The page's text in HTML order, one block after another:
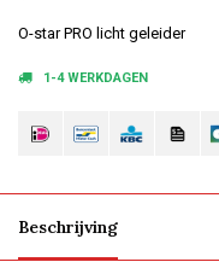
O-star PRO licht geleider
1-4 WERKDAGEN
Beschrijving